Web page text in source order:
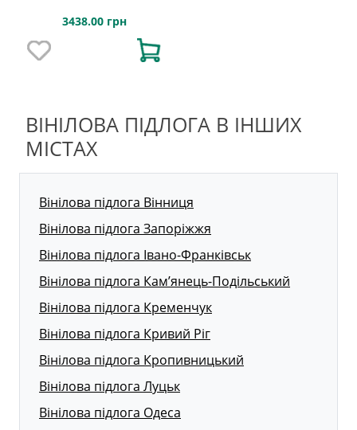
3438.00 грн
ВІНІЛОВА ПІДЛОГА В ІНШИХ
МІСТАХ
Вінілова підлога Вінниця
Вінілова підлога Запоріжжя
Вінілова підлога Івано-Франківськ
Вінілова підлога Кам’янець-Подільський
Вінілова підлога Кременчук
Вінілова підлога Кривий Ріг
Вінілова підлога Кропивницький
Вінілова підлога Луцьк
Вінілова підлога Одеса